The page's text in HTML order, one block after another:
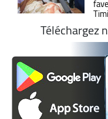
Téléchargez